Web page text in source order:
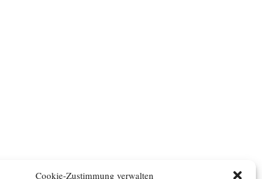
Cookie-Zustimmung verwalten